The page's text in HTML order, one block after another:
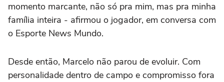
momento marcante, não só pra mim, mas pra minha
família inteira - afirmou o jogador, em conversa com
o Esporte News Mundo.
Desde então, Marcelo não parou de evoluir. Com
personalidade dentro de campo e compromisso fora